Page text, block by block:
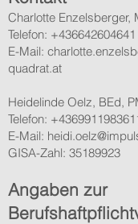
Charlotte Enzelsberger,
Telefon: +436642604641
E-Mail:
quadrat.at
Heidelinde Oelz, BEd,
Telefon:
E-Mail:
GISA-Zahl: 35189923
Angaben zur